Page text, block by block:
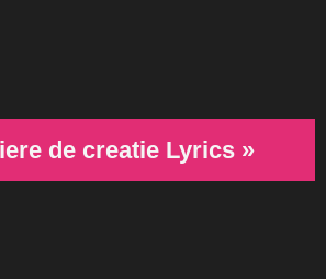
de creatie Lyrics »